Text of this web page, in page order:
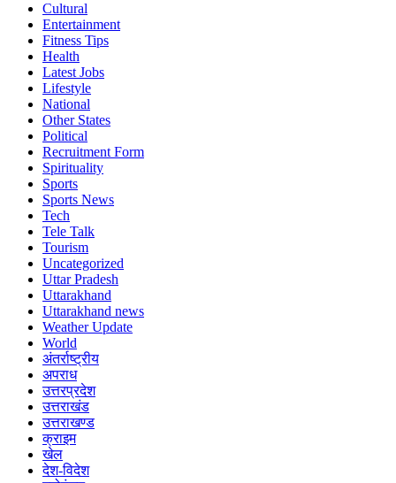
Cultural
Entertainment
Fitness Tips
Health
Latest Jobs
Lifestyle
National
Other States
Political
Recruitment Form
Spirituality
Sports
Sports News
Tech
Tele Talk
Tourism
Uncategorized
Uttar Pradesh
Uttarakhand
Uttarakhand news
Weather Update
World
अंतर्राष्ट्रीय
अपराध
उत्तरप्रदेश
उत्तराखंड
उत्तराखण्ड
क्राइम
खेल
देश-विदेश